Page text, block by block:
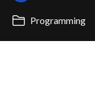
Programming